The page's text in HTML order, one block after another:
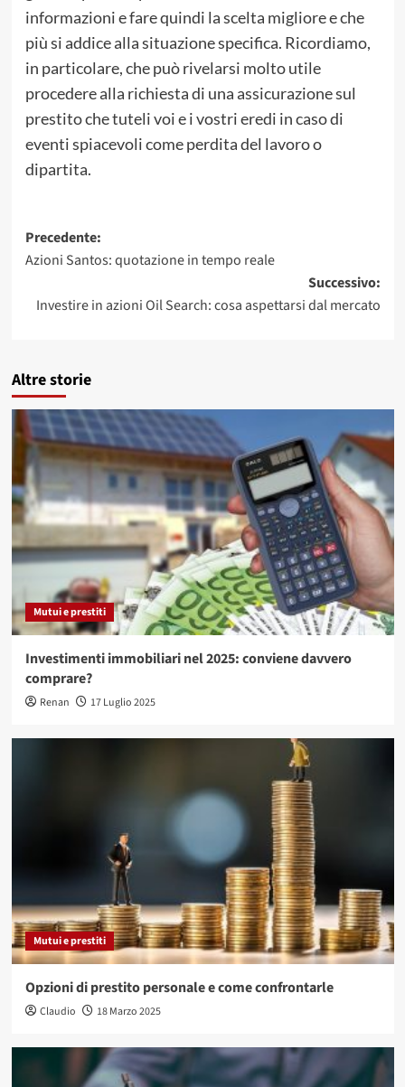
informazioni e fare quindi la scelta migliore e che
più si addice alla situazione specifica. Ricordiamo,
in particolare, che può rivelarsi molto utile
procedere alla richiesta di una assicurazione sul
prestito che tuteli voi e i vostri eredi in caso di
eventi spiacevoli come perdita del lavoro o
dipartita.
Navigazione
articolo
Precedente:
Azioni Santos: quotazione in tempo reale
Successivo:
Investire in azioni Oil Search: cosa aspettarsi dal mercato
Altre storie
Mutui e prestiti
Investimenti immobiliari nel 2025: conviene davvero
comprare?
Renan 17 Luglio 2025
Mutui e prestiti
Opzioni di prestito personale e come confrontarle
Claudio 18 Marzo 2025